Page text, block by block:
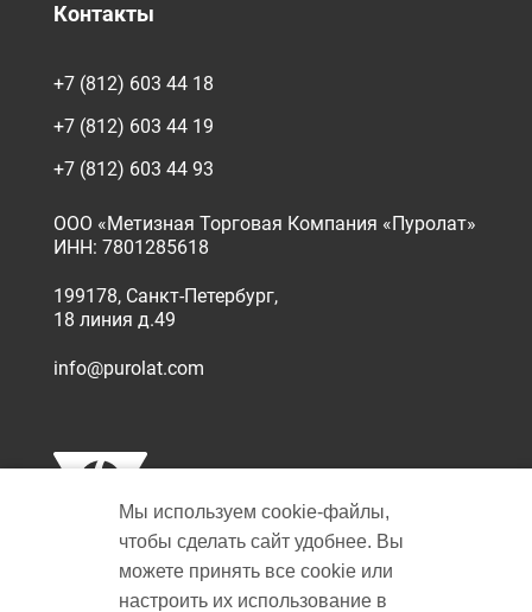
Контакты
+7 (812) 603 44 18
+7 (812) 603 44 19
+7 (812) 603 44 93
ООО «Метизная Торговая Компания «Пуролат»
ИНН: 7801285618
199178, Санкт-Петербург,
18 линия д.49
info@purolat.com
Мы используем cookie‑файлы,
чтобы сделать сайт удобнее. Вы
можете принять все cookie или
настроить их использование в